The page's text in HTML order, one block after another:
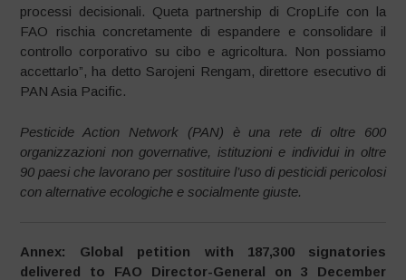
processi decisionali. Queta partnership di CropLife con la
FAO rischia concretamente di espandere e consolidare il
controllo corporativo su cibo e agricoltura. Non possiamo
accettarlo”, ha detto Sarojeni Rengam, direttore esecutivo di
PAN Asia Pacific.
Pesticide Action Network (PAN) è una rete di oltre 600
organizzazioni non governative, istituzioni e individui in oltre
90 paesi che lavorano per sostituire l’uso di pesticidi pericolosi
con alternative ecologiche e socialmente giuste.
Annex: Global petition with 187,300 signatories
delivered to FAO Director-General on 3 December